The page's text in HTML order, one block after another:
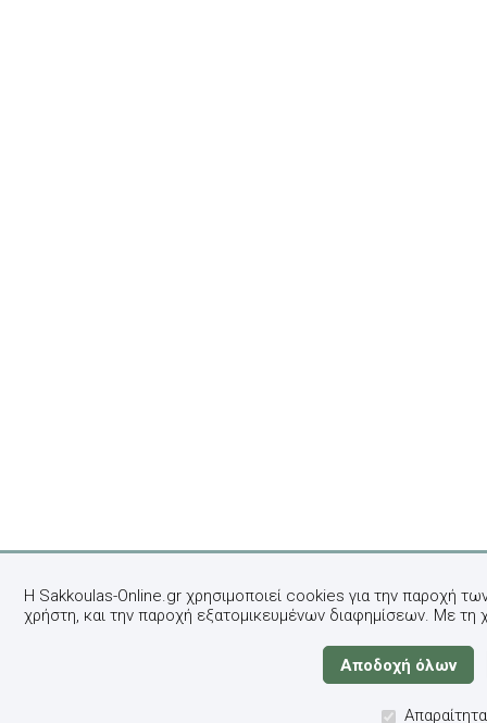
Η Sakkoulas-Online.gr χρησιμοποιεί cookies για την παροχή
χρήστη, και την παροχή εξατομικευμένων διαφημίσεων. Με